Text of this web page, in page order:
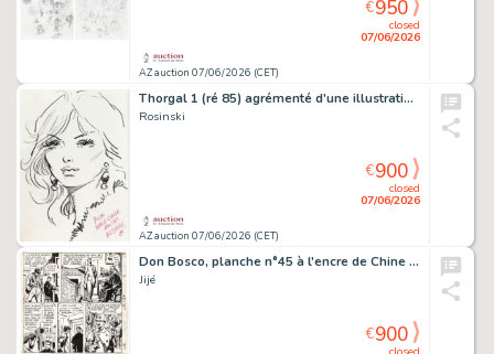
AZ auction 07/06/2026 (CET)
closed
07/06/2026
€950
Thorgal 1 (ré 85) agrémenté d'une illustration…
Rosinski
AZ auction 07/06/2026 (CET)
closed
07/06/2026
€900
Don Bosco, planche n°45 à l'encre de Chine et…
Jijé
€900